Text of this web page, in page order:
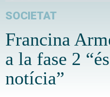
SOCIETAT
Francina
a la fase 2
notícia”